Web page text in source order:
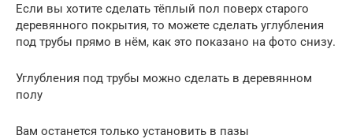
Если вы хотите сделать тёплый пол поверх старого
деревянного покрытия, то можете сделать углубления
под трубы прямо в нём, как это показано на фото снизу.
Углубления под трубы можно сделать в деревянном
полу
Вам останется только установить в пазы